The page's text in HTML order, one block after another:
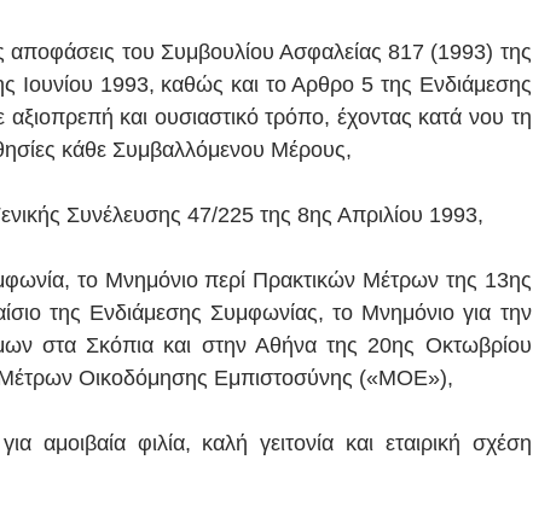
αποφάσεις του Συμβουλίου Ασφαλείας 817 (1993) της
Ιουνίου 1993, καθώς και το Αρθρο 5 της Ενδιάμεσης
και ουσιαστικό τρόπο, έχοντας κατά νου τη
κάθε Συμβαλλόμενου Μέρους,
Συνέλευσης 47/225 της 8ης Απριλίου 1993,
το Μνημόνιο περί Πρακτικών Μέτρων της 13ης
της Ενδιάμεσης Συμφωνίας, το Μνημόνιο για την
στα Σκόπια και στην Αθήνα της 20ης Οκτωβρίου
Μέτρων Οικοδόμησης Εμπιστοσύνης («ΜΟΕ»),
αμοιβαία φιλία, καλή γειτονία και εταιρική σχέση